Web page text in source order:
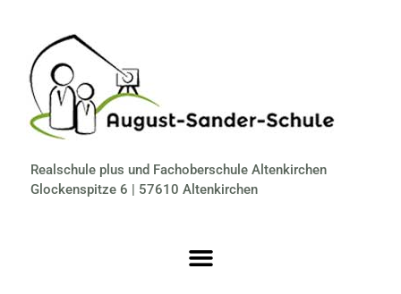
Realschule plus und Fachoberschule Altenkirchen
Glockenspitze 6 | 57610 Altenkirchen